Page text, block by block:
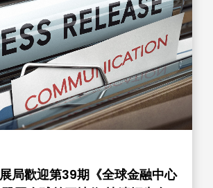
局歡迎第39期《全球金融中心